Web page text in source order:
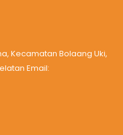
Kecamatan Bolaang Uki,
Email: